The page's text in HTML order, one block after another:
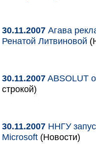
30.11.2007 Агава
Ренатой Литвиновой
30.11.2007ABSOLUT
строкой)
30.11.2007 ННГУ
Microsoft (Новости)